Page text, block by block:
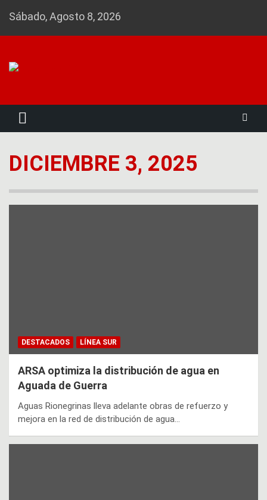
Sábado, Agosto 8, 2026
DICIEMBRE 3, 2025
DESTACADOS LÍNEA SUR
ARSA optimiza la distribución de agua en
Aguada de Guerra
Aguas Rionegrinas lleva adelante obras de refuerzo y
mejora en la red de distribución de agua…